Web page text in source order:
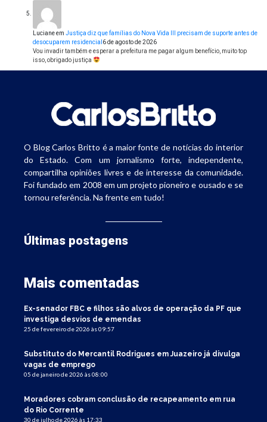
Lucianeem Justiça diz que famílias do Nova Vida III precisam de suporte antes de
desocuparem residencial 6 de agosto de 2026
Vou invadir também e esperar a prefeitura me pagar algum benefício, muito top
isso, obrigado justiça
O Blog Carlos Britto é a maior fonte de notícias do interior
do Estado. Com um jornalismo forte, independente,
compartilha opiniões livres e de interesse da comunidade.
Foi fundado em 2008 em um projeto pioneiro e ousado e se
tornou referência. Na frente em tudo!
Últimas postagens
Mais comentadas
Ex-senador FBC e filhos são alvos de operação da PF que
investiga desvios de emendas
25 de fevereiro de 2026 às 09:57
Substituto do Mercantil Rodrigues em Juazeiro já divulga
vagas de emprego
05 de janeiro de 2026 às 08:00
Moradores cobram conclusão de recapeamento em rua
do Rio Corrente
30 de julho de 2026 às 17:33